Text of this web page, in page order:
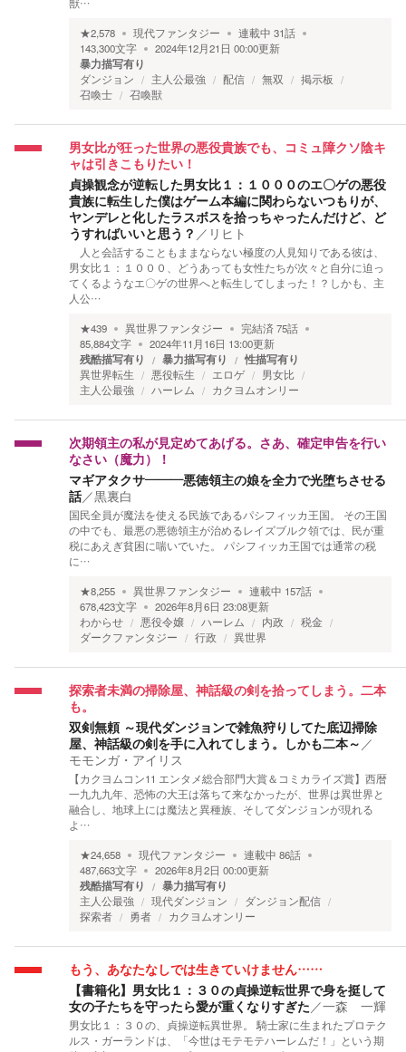
★2,578 現代ファンタジー 連載中 31話
143,300文字 2024年12月21日 00:00更新
暴力描写有り
ダンジョン 主人公最強 配信 無双
掲示板
召喚士
召喚獣
男女比が狂った世界の悪役貴族でも、コミュ障クソ陰キ
ャは引きこもりたい！
貞操観念が逆転した男女比１：１０００のエ〇ゲの悪役
貴族に転生した僕はゲーム本編に関わらないつもりが、
ヤンデレと化したラスボスを拾っちゃったんだけど、ど
うすればいいと思う？ ／ リヒト
人と会話することもままならない極度の人見知りである彼は、
男女比１：１０００、どうあっても女性たちが次々と自分に迫っ
てくるようなエ〇ゲの世界へと転生してしまった！？しかも、主
人公…
★439 異世界ファンタジー 完結済75話
85,884文字 2024年11月16日 13:00更新
残酷描写有り 暴力描写有り 性描写有り
異世界転生 悪役転生 エロゲ
男女比
主人公最強
ハーレム カクヨムオンリー
次期領主の私が見定めてあげる。さあ、確定申告を行い
なさい（魔力）！
マギアタクサ———悪徳領主の娘を全力で光堕ちさせる
話／黒裏白
国民全員が魔法を使える民族であるパシフィッカ王国。 その王国
の中でも、最悪の悪徳領主が治めるレイズブルク領では、民が重
税にあえぎ貧困に喘いでいた。 パシフィッカ王国では通常の税
に…
★8,255 異世界ファンタジー 連載中 157話
678,423文字 2026年8月6日 23:08更新
わからせ
悪役令嬢 ハーレム 内政
税金
ダークファンタジー
行政 異世界
探索者未満の掃除屋、神話級の剣を拾ってしまう。二本
も。
双剣無頼 ～現代ダンジョンで雑魚狩りしてた底辺掃除
屋、神話級の剣を手に入れてしまう。しかも二本～ ／
モモンガ・アイリス
【カクヨムコン11 エンタメ総合部門大賞＆コミカライズ賞】西暦
一九九九年、恐怖の大王は落ちて来なかったが、世界は異世界と
融合し、地球上には魔法と異種族、そしてダンジョンが現れる
よ…
★24,658 現代ファンタジー 連載中 86話
487,663文字 2026年8月2日 00:00更新
残酷描写有り 暴力描写有り
主人公最強 現代ダンジョン
ダンジョン配信
探索者
勇者 カクヨムオンリー
もう、あなたなしでは生きていけません……
【書籍化】男女比１：３０の貞操逆転世界で身を挺して
女の子たちを守ったら愛が重くなりすぎた／一森 一輝
男女比１：３０の、貞操逆転異世界。 騎士家に生まれたプロテク
ルス・ガーランドは、「今世はモテモテハーレムだ！」という期